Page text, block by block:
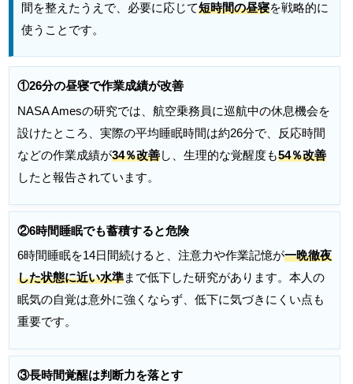
間を整えたうえで、必要に応じて短時間の昼寝を戦略的に
使うことです。
①26分の昼寝で作業成績が改善
NASA Amesの研究では、航空乗務員に巡航中の休息機会を
設けたところ、実際の平均睡眠時間は約26分で、反応時間
などの作業成績が34％改善し、生理的な覚醒度も54％改善
したと報告されています。
②6時間睡眠でも蓄積すると危険
6時間睡眠を14日間続けると、注意力や作業記憶が一晩徹夜
した状態に近い水準まで低下した研究があります。本人の
眠気の自覚は意外に強くならず、低下に気づきにくい点も
重要です。
③長時間覚醒は判断力を落とす